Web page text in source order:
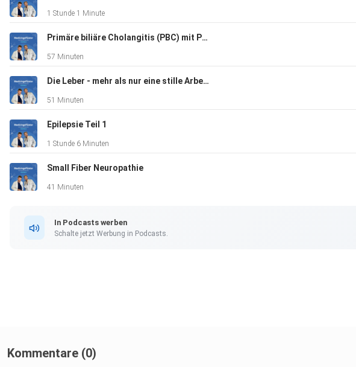
1 Stunde 1 Minute
Primäre biliäre Cholangitis (PBC) mit Prof. Frank Tacke
57 Minuten
Die Leber - mehr als nur eine stille Arbeiterin
51 Minuten
Epilepsie Teil 1
1 Stunde 6 Minuten
Small Fiber Neuropathie
41 Minuten
In Podcasts werben
Schalte jetzt Werbung in Podcasts.
Kommentare (0)